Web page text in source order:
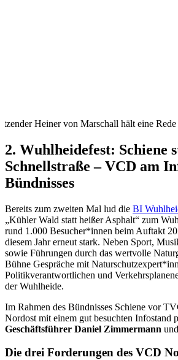
Heiner von Marschall hält eine
2. Wuhlheidefest: Schiene
Schnellstraße – VCD am
Bündnisses
Bereits zum zweiten Mal lud die BI
„Kühler Wald statt heißer Asphalt“ zum
rund 1.000 Besucher*innen beim Auftakt
diesem Jahr erneut stark. Neben Sport,
sowie Führungen durch das wertvolle
Bühne Gespräche mit
Politikverantwortlichen und
der Wuhlheide.
Im Rahmen des Bündnisses Schiene vor
Nordost mit einem gut besuchten Infostand
Geschäftsführer Daniel Zimmermann
Die drei Forderungen des VCD